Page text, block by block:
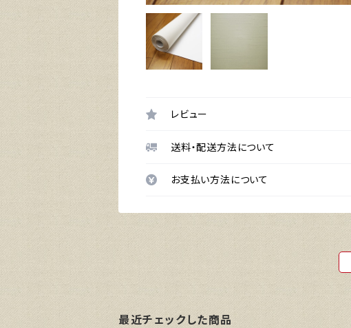
レビュー
送料・配送方法について
お支払い方法について
最近チェックした商品